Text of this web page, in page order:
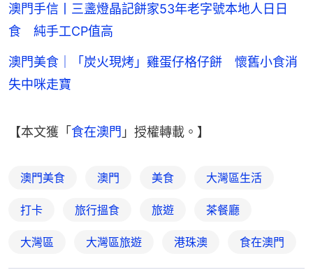
澳門手信丨三盞燈晶記餅家53年老字號本地人日日
食 純手工CP值高
澳門美食｜「炭火現烤」雞蛋仔格仔餅 懷舊小食消
失中咪走寶
【本文獲「食在澳門 」授權轉載。】
澳門美食 澳門 美食 大灣區生活
打卡 旅行搵食 旅遊 茶餐廳
大灣區 大灣區旅遊 港珠澳 食在澳門